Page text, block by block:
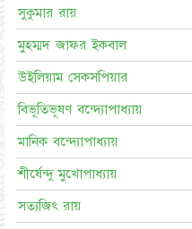
সুকুমার রায়
মুহম্মদ জাফর ইকবাল
উইলিয়াম সেকসপিয়ার
বিভূতিভূষণ বন্দ্যোপাধ্যায়
মানিক বন্দ্যোপাধ্যায়
শীর্ষেন্দু মুখোপাধ্যায়
সত্যজিৎ রায়